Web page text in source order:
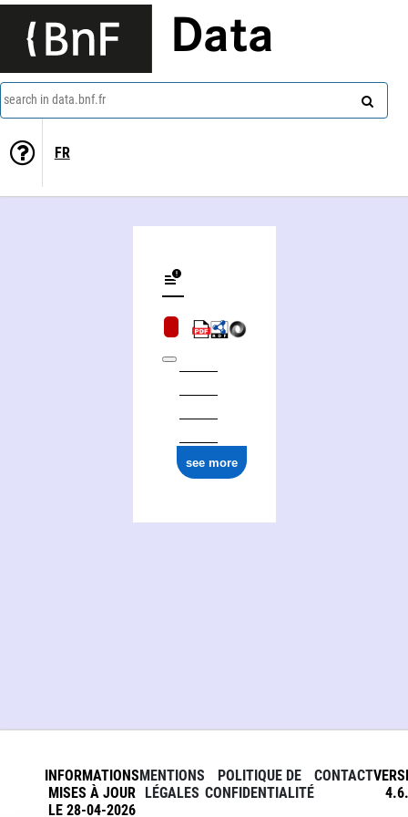
Data
search in data.bnf.fr
FR
see more
INFORMATIONS
MISES À JOUR
LE 28-04-2026
MENTIONS
LÉGALES
POLITIQUE DE
CONFIDENTIALITÉ
CONTACT